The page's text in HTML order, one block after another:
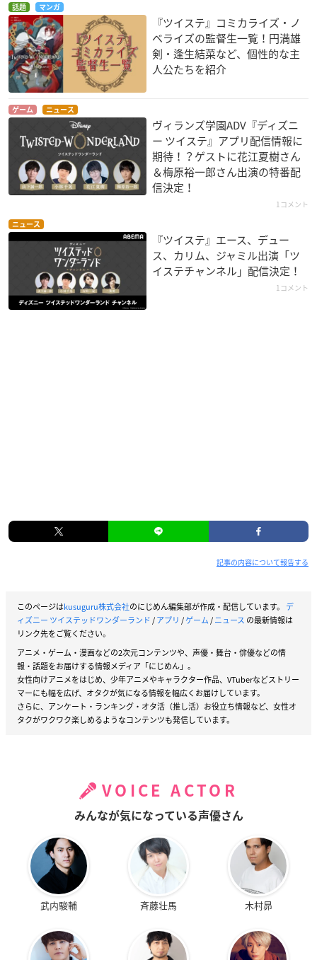
話題 マンガ
『ツイステ』コミカライズ・ノ
ベライズの監督生一覧！円満雄
剣・逢生結菜など、個性的な主
人公たちを紹介
ゲーム ニュース
ヴィランズ学園ADV『ディズニ
ー ツイステ』アプリ配信情報に
期待！？ゲストに花江夏樹さん
＆梅原裕一郎さん出演の特番配
信決定！
1コメント
ニュース
『ツイステ』エース、デュー
ス、カリム、ジャミル出演「ツ
イステチャンネル」配信決定！
1コメント
記事の内容について報告する
このページはkusuguru株式会社のにじめん編集部が作成・配信しています。 デ
ィズニー ツイステッドワンダーランド/アプリ /ゲーム/ニュース の最新情報は
リンク先をご覧ください。
アニメ・ゲーム・漫画などの2次元コンテンツや、声優・舞台・俳優などの情
報・話題をお届けする情報メディア「にじめん」。
女性向けアニメをはじめ、少年アニメやキャラクター作品、VTuberなどストリー
マーにも幅を広げ、オタクが気になる情報を幅広くお届けしています。
さらに、アンケート・ランキング・オタ活（推し活）お役立ち情報など、女性オ
タクがワクワク楽しめるようなコンテンツも発信しています。
VOICE ACTOR
みんなが気になっている声優さん
武内駿輔 斉藤壮馬 木村昴